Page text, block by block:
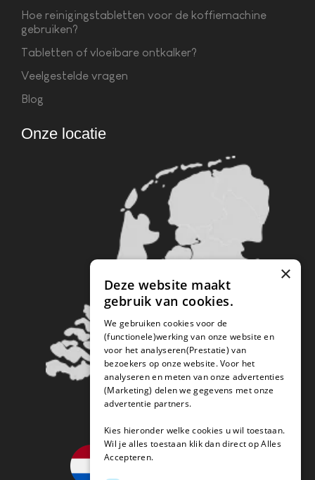
Hoe reinigingstabletten voor de koffiemachine
gebruiken?
Tabletten of vloeibare ontkalker?
Veelgestelde vragen
Blog
Onze locatie
×
Deze website maakt
gebruik van cookies.
We gebruiken cookies voor de
(functionele)werking van onze website en
voor het analyseren(Prestatie) van
bezoekers op onze website. Voor het
analyseren en meten van onze advertenties
(Marketing) delen we gegevens met onze
advertentie partners.
Kies hieronder welke cookies u wil toestaan.
Wil je alles toestaan klik dan direct op Alles
Accepteren.